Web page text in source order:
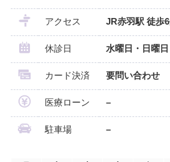
アクセス JR赤羽駅 徒歩
休診日 水曜日・日曜日
カード決済 要問い合わせ
医療ローン –
駐車場 –